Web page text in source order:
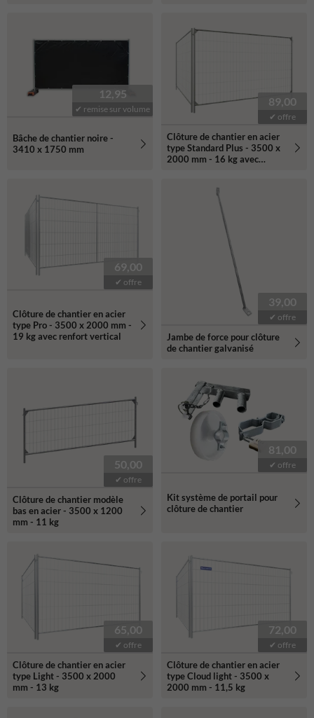
12,95
✔ remise sur volume
Bâche de chantier noire -
3410 x 1750 mm
89,00
✔ offre
Clôture de chantier en acier
type Standard Plus - 3500 x
2000 mm - 16 kg avec
69,00
✔ offre
Clôture de chantier en acier
type Pro - 3500 x 2000 mm -
19 kg avec renfort vertical
39,00
✔ offre
Jambe de force pour clôture
de chantier galvanisé
50,00
✔ offre
Clôture de chantier modèle
bas en acier - 3500 x 1200
mm - 11 kg
81,00
✔ offre
Kit système de portail pour
clôture de chantier
65,00
✔ offre
Clôture de chantier en acier
type Light - 3500 x 2000
mm - 13 kg
72,00
✔ offre
Clôture de chantier en acier
type Cloud light - 3500 x
2000 mm - 11,5 kg